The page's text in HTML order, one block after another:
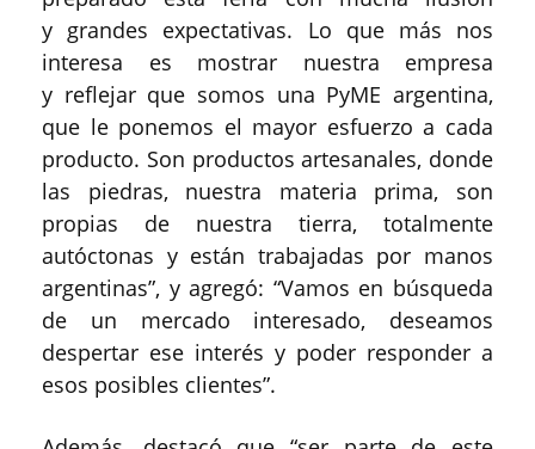
y grandes expectativas. Lo que más nos
interesa es mostrar nuestra empresa
y reflejar que somos una PyME argentina,
que le ponemos el mayor esfuerzo a cada
producto. Son productos artesanales, donde
las piedras, nuestra materia prima, son
propias de nuestra tierra, totalmente
autóctonas y están trabajadas por manos
argentinas”, y agregó: “Vamos en búsqueda
de un mercado interesado, deseamos
despertar ese interés y poder responder a
esos posibles clientes”.